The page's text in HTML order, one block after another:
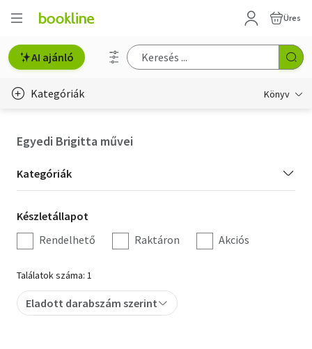
Üres
AI ajánló
Kategóriák Könyv
Hobbi, szabadidő
Irodalom
Művészet
Szakkönyv
Egyedi Brigitta művei
Kategória
szűrés
Kategóriák
Készletállapot
szűrés
Készletállapot
Rendelhető
Raktáron Akciós
Találatok száma: 1
Eladott darabszám szerint